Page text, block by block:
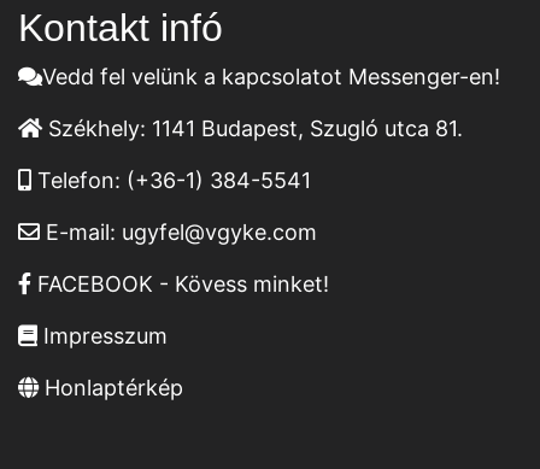
Kontakt infó
Vedd fel velünk a kapcsolatot Messenger-en!
Székhely: 1141 Budapest, Szugló utca 81.
Telefon: (+36-1) 384-5541
E-mail: ugyfel@vgyke.com
FACEBOOK - Kövess minket!
Impresszum
Honlaptérkép